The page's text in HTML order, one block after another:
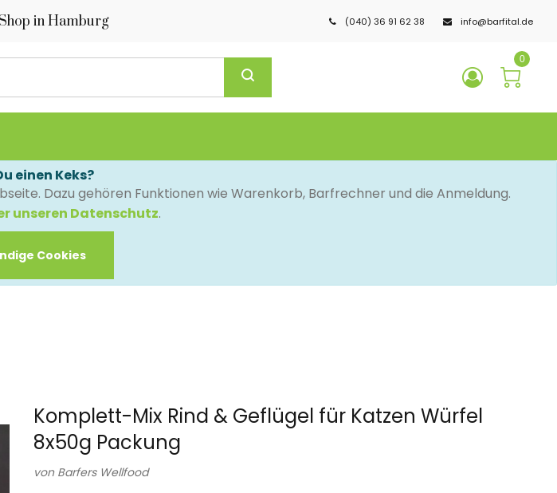
in Hamburg (040) 36 91 62 38 info@barfital.de
0
einen Keks?
Dazu gehören Funktionen wie Warenkorb, Barfrechner und die Anmeldung.
unseren Datenschutz.
Cookies
Komplett-Mix Rind & Geflügel für Katzen Würfel
8x50g Packung
von Barfers Wellfood